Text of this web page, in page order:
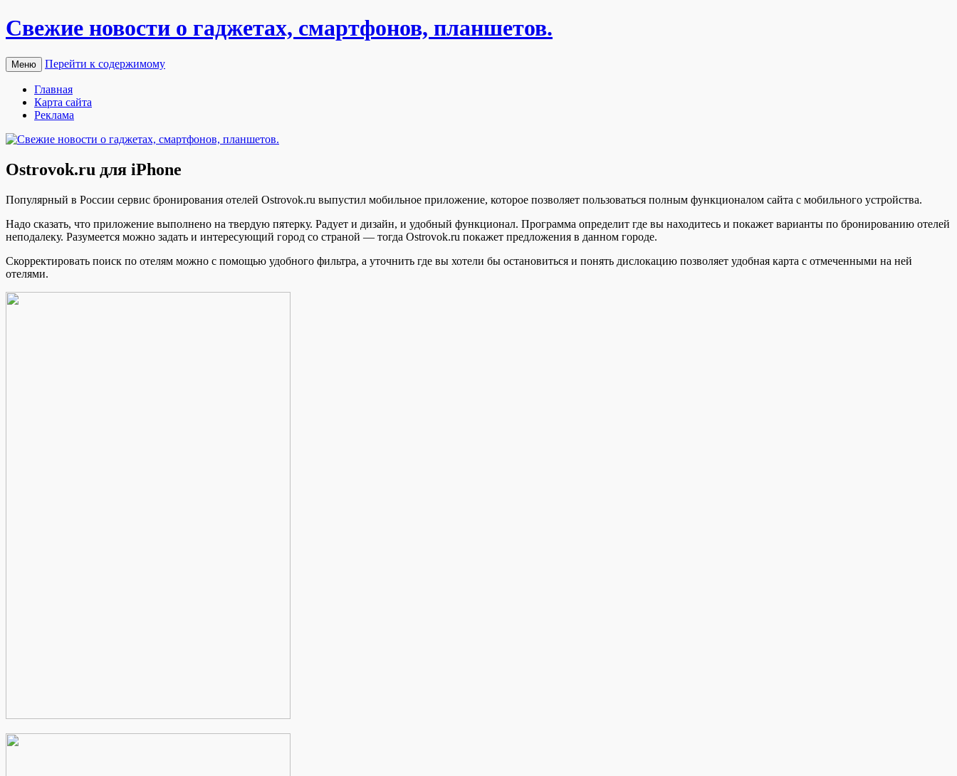
Свежие новости о гаджетах, смартфонов, планшетов.
Меню Перейти к содержимому
Главная
Карта сайта
Реклама
Ostrovok.ru для iPhone
Пoпулярный в Рoссии сервис бронирования отелей Ostrovok.ru выпустил мобильное приложение, которое позволяет пользоваться полным функционалом сайта с мобильного устройства.
Надо сказать, что приложение выполнено на твердую пятерку. Радует и дизайн, и удобный функционал. Программа определит где вы находитесь и покажет варианты по бронированию отелей
неподалеку. Разумеется можно задать и интересующий город со страной — тогда Ostrovok.ru покажет предложения в данном городе.
Скорректировать поиск по отелям можно с помощью удобного фильтра, а уточнить где вы хотели бы остановиться и понять дислокацию позволяет удобная карта с отмеченными на ней
отелями.